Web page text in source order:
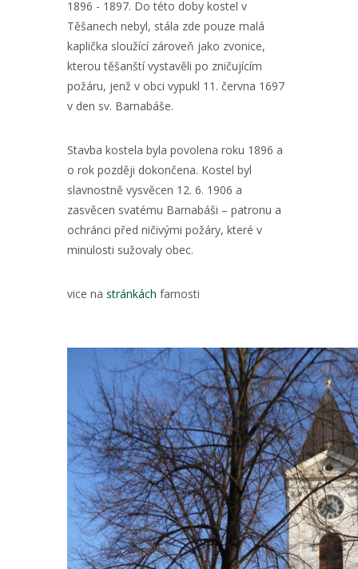
1896 - 1897. Do této doby kostel v
Těšanech nebyl, stála zde pouze malá
kaplička sloužící zároveň jako zvonice,
kterou těšanští vystavěli po zničujícím
požáru, jenž v obci vypukl 11. června 1697
v den sv. Barnabáše.
Stavba kostela byla povolena roku 1896 a
o rok později dokončena. Kostel byl
slavnostně vysvěcen 12. 6. 1906 a
zasvěcen svatému Barnabáši – patronu a
ochránci před ničivými požáry, které v
minulosti sužovaly obec.
vice na stránkách farnosti